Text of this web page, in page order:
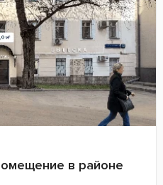
в районе